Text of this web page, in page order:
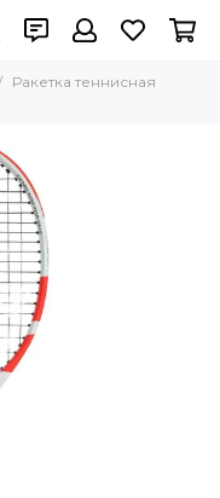
Ракетка теннисная